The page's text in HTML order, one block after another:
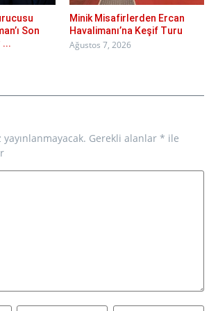
Son
...
Minik Misafirlerden Ercan
Havalimanı’na Keşif Turu
Ağustos 7, 2026
Gerekli alanlar * ile